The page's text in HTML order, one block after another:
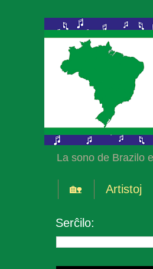
La sono de Brazilo
🏡 Artistoj
Serĉilo: